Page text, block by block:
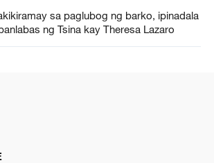
sa paglubog ng barko, ipinadala
ng Tsina kay Theresa Lazaro